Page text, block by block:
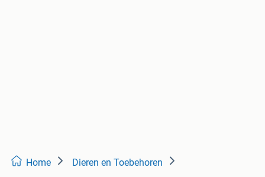
Home Dieren en Toebehoren